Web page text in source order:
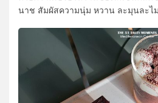
นาช สัมผัสความนุ่ม หวาน ละมุนละไ